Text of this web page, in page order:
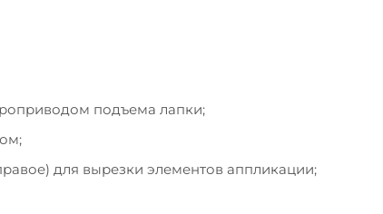
подъема лапки;
для вырезки элементов аппликации;